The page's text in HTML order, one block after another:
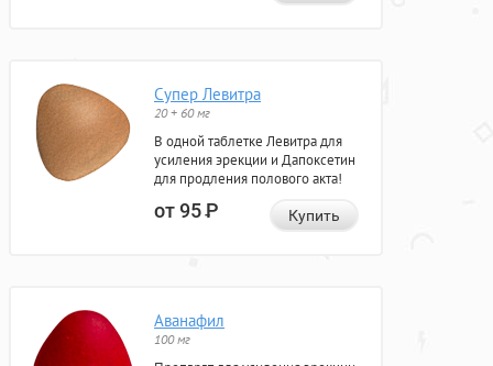
Супер Левитра
20 + 60 мг
В одной таблетке Левитра для
усиления эрекции и Дапоксетин
для продления полового акта!
от 95Р Купить
Аванафил
100 мг